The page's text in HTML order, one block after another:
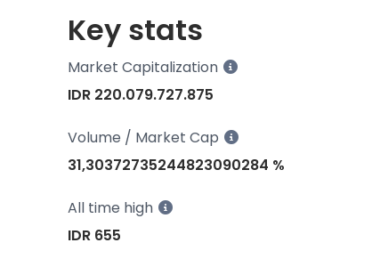
Key stats
Market Capitalization
IDR 220.079.727.875
Volume / Market Cap
31,30372735244823090284 %
All time high
IDR 655